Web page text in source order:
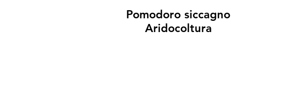
Pomodoro siccagno
Aridocoltura